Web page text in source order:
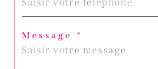
Message *